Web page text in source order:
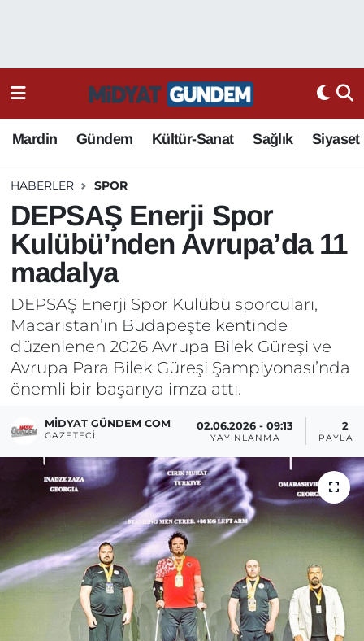
Mardin Gündem Kültür-Sanat Sağlık Siyaset
HABERLER SPOR
DEPSAŞ Enerji Spor
Kulübü’nden Avrupa’da 11
madalya
DEPSAŞ Enerji Spor Kulübü sporcuları,
Macaristan’ın Budapeşte kentinde
düzenlenen 2026 Avrupa Bilek Güreşi ve
Avrupa Para Bilek Güreşi Şampiyonası’nda
önemli bir başarıya imza attı.
MIDYAT GÜNDEM COM
GAZETECI
02.06.2026 - 09:13
YAYINLANMA
2